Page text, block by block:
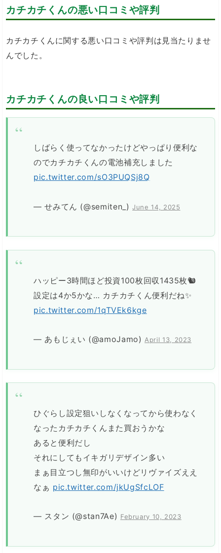
カチカチくんの悪い口コミや評判
カチカチくんに関する悪い口コミや評判は見当たりませ
んでした。
カチカチくんの良い口コミや評判
しばらく使ってなかったけどやっぱり便利な
のでカチカチくんの電池補充しました
pic.twitter.com/sO3PUQSj8Q
— せみてん (@semiten_)June 14, 2025
ハッピー3時間ほど投資100枚回収1435枚🐿
設定は4か5かな… カチカチくん便利だね✨
pic.twitter.com/1qTVEk6kge
— あもじぇい (@amoJamo)April 13, 2023
ひぐらし設定狙いしなくなってから使わなく
なったカチカチくんまた買おうかな
あると便利だし
それにしてもイキガリデザイン多い
まぁ目立つし無印がいいけどリヴァイズええ
なぁ pic.twitter.com/jkUgSfcLOF
— スタン (@stan7Ae) February 10, 2023